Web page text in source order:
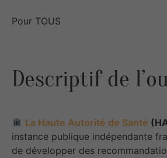
Pour TOUS
Descriptif de
La Haute Autorité de Santé
instance publique indépendante
de développer des